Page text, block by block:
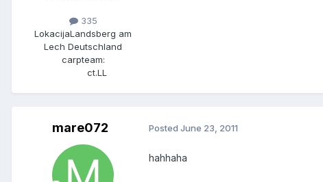
335
LokacijaLandsberg am
Lech Deutschland
carpteam:
ct.LL
mare072 Posted June 23, 2011
hahhaha